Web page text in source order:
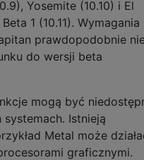
Yosemite (10.10) i El
1 (10.11). Wymagania
prawdopodobnie
do wersji beta
mogą być
Istnieją
Metal może
graficznymi.